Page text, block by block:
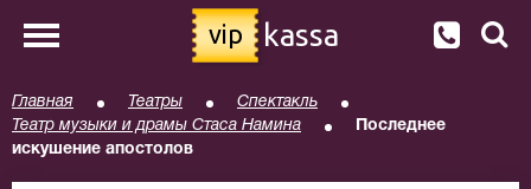
vip kassa
Главная Театры
Спектакль
Театр музыки и драмы Стаса Намина
Последнее
искушение апостолов